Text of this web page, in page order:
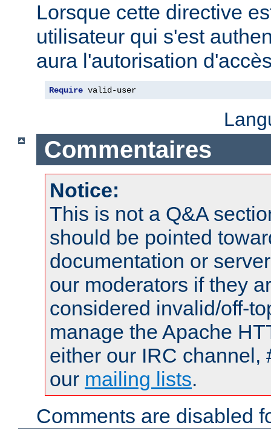
Lorsque cette directive
utilisateur qui s'est
aura l'autorisation
Require valid-user
Commentaires
Notice:
This is not a Q&A
should be pointed
documentation or
our moderators if they
considered invalid/off-
manage the Apache
either our IRC channel,
our mailing lists.
Comments are disabled